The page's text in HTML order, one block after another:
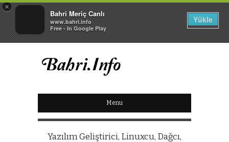
×
Bahri Meriç Canlı
www.bahri.info
Free - In Google Play
Yükle
BAHRI MERIÇ CANLI
KIŞISEL WEB SITESI
Menu
Yazılım Geliştirici, Linuxcu, Dağcı,